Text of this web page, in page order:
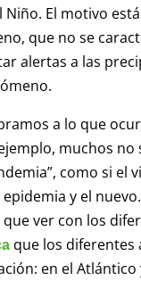
Niño. El motivo
que no se
alertas a las
a lo que
muchos
como si
y el
ver con los
que los diferentes
en el